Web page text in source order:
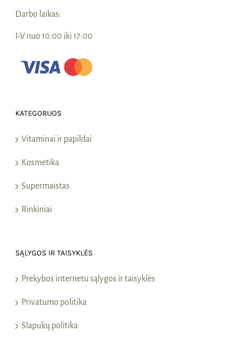
Darbo laikas:
I-V nuo 10:00 iki 17:00
KATEGORIJOS
Vitaminai ir papildai
Kosmetika
Supermaistas
Rinkiniai
SĄLYGOS IR TAISYKLĖS
Prekybos internetu sąlygos ir taisyklės
Privatumo politika
Slapukų politika